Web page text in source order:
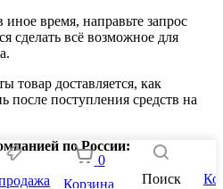
время, направьте запрос
сделать всё возможное для
товар доставляется, как
поступления средств на
по России:
0
Корзина
Поиск